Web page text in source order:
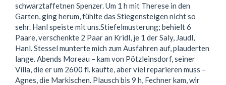
schwarztaffetnen Spenzer. Um 1 h mit Therese in den
Garten, ging herum, fühlte das Stiegensteigen nicht so
sehr. Hanl speiste mit uns.Stiefelmusterung; behielt 6
Paare, verschenkte 2 Paar an Kridl, je 1 der Saly, Jaudl,
Hanl. Stessel munterte mich zum Ausfahren auf, plauderten
lange. Abends Moreau – kam von Pötzleinsdorf, seiner
Villa, die er um 2600 fl. kaufte, aber viel reparieren muss –
Agnes, die Markischen. Plausch bis 9 h, Fechner kam, wir